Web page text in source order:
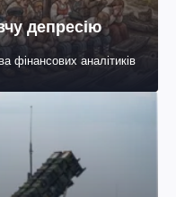
депресію
фінансових аналітиків